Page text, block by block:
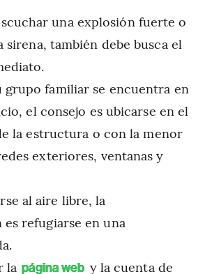
una explosión fuerte o
sirena, también debe busca el
grupo familiar se encuentra en
el consejo es ubicarse en el
la estructura o con la menor
exteriores, ventanas y
al aire libre, la
refugiarse en una
la página web y la cuenta de